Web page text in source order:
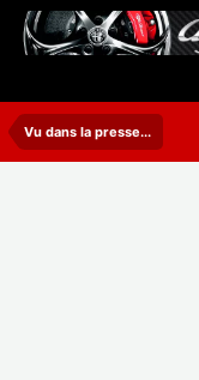
Vu dans la presse...